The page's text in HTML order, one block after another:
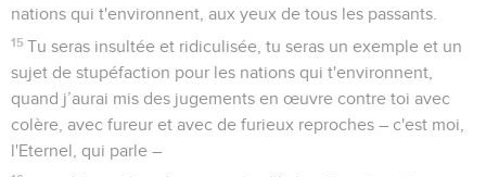
nations qui t'environnent, aux yeux de tous les passants.
15 Tu seras insultée et ridiculisée, tu seras un exemple et un
sujet de stupéfaction pour les nations qui t'environnent,
quand j’aurai mis des jugements en œuvre contre toi avec
colère, avec fureur et avec de furieux reproches – c'est moi,
l'Eternel, qui parle –